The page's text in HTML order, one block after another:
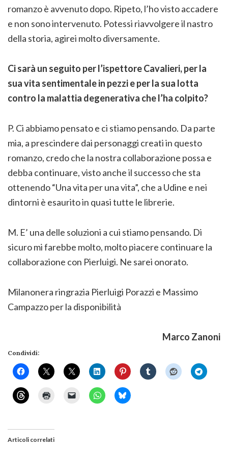
romanzo è avvenuto dopo. Ripeto, l’ho visto accadere
e non sono intervenuto. Potessi riavvolgere il nastro
della storia, agirei molto diversamente.
Ci sarà un seguito per l’ispettore Cavalieri, per la
sua vita sentimentale in pezzi e per la sua lotta
contro la malattia degenerativa che l’ha colpito?
P. Ci abbiamo pensato e ci stiamo pensando. Da parte
mia, a prescindere dai personaggi creati in questo
romanzo, credo che la nostra collaborazione possa e
debba continuare, visto anche il successo che sta
ottenendo “Una vita per una vita”, che a Udine e nei
dintorni è esaurito in quasi tutte le librerie.
M. E’ una delle soluzioni a cui stiamo pensando. Di
sicuro mi farebbe molto, molto piacere continuare la
collaborazione con Pierluigi. Ne sarei onorato.
Milanonera ringrazia Pierluigi Porazzi e Massimo
Campazzo per la disponibilità
Marco Zanoni
Condividi:
Articoli correlati